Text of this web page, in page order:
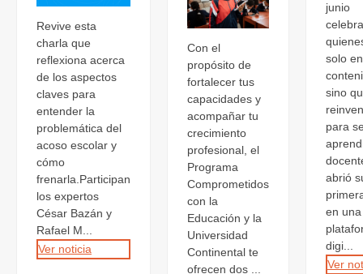
Revive esta
charla que
reflexiona acerca
de los aspectos
claves para
entender la
problemática del
acoso escolar y
cómo
frenarla.Participan
los expertos
César Bazán y
Rafael M...
Ver noticia
Con el
propósito de
fortalecer tus
capacidades y
acompañar tu
crecimiento
profesional, el
Programa
Comprometidos
con la
Educación y la
Universidad
Continental te
ofrecen dos ...
junio
solo
sino
para
abrió
en una
digi...
Ver